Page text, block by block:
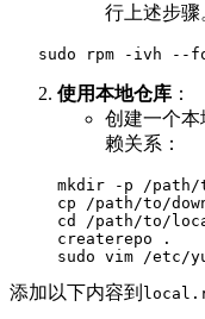
行上述步骤
sudo rpm -ivh --
使用本地仓库 ：
创建一个
赖关系：
mkdir -p /path/
cp /path/to/
cd
/path/to/
     createrepo
.
sudo vim
添加以下内容到